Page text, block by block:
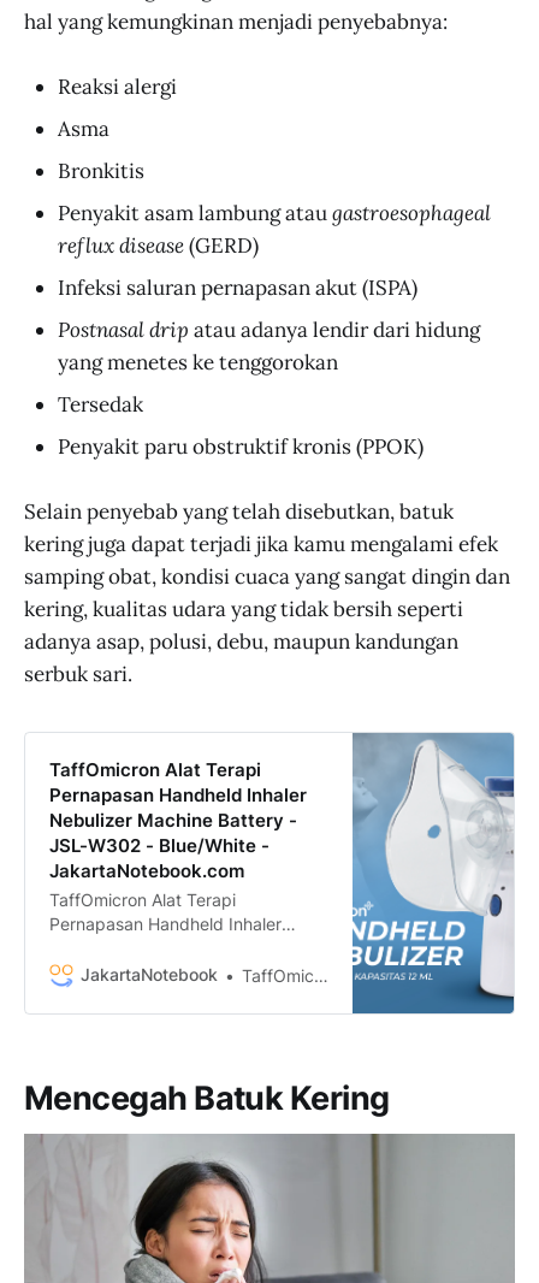
hal yang kemungkinan menjadi penyebabnya:
Reaksi alergi
Asma
Bronkitis
Penyakit asam lambung ataugastroesophageal
reflux disease(GERD)
Infeksi saluran pernapasan akut (ISPA)
Postnasal drip atau adanya lendir dari hidung
yang menetes ke tenggorokan
Tersedak
Penyakit paru obstruktif kronis (PPOK)
Selain penyebab yang telah disebutkan, batuk
kering juga dapat terjadi jika kamu mengalami efek
samping obat, kondisi cuaca yang sangat dingin dan
kering, kualitas udara yang tidak bersih seperti
adanya asap, polusi, debu, maupun kandungan
serbuk sari.
TaffOmicron Alat Terapi
Pernapasan Handheld Inhaler
Nebulizer Machine Battery -
JSL-W302 - Blue/White -
JakartaNotebook.com
TaffOmicron Alat Terapi
Pernapasan Handheld Inhaler
W302 termurah. Dapatkan dengan
Pernapasan Handheld Inhaler
cicilan - Hanya di
JakartaNotebook.com.
JakartaNotebook TaffOmicron
Mencegah Batuk Kering